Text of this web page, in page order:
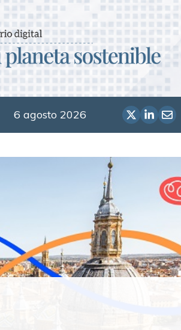
6 agosto 2026